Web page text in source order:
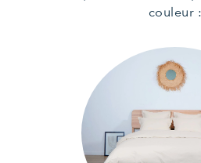
couleur :